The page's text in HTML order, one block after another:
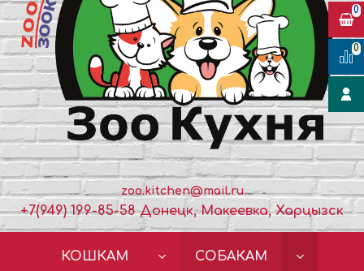
zoo.kitchen@mail.ru
+7(949) 199-85-58 Донецк, Макеевка, Харцызск
КОШКАМ СОБАКАМ
0
0